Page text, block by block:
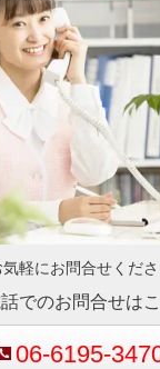
気軽にお問合せくだ
でのお問合せは
06-6195-